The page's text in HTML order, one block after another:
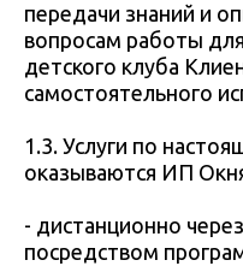
передачи знаний и
вопросам работы
детского клуба
самостоятельного
1.3. Услуги по
оказываются ИП
- дистанционно
посредством